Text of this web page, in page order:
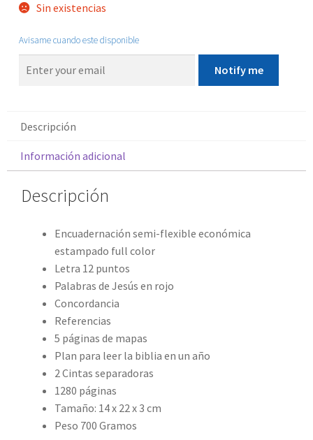
Sin existencias
Avisame cuando este disponible
Notify me
Descripción
Información adicional
Descripción
Encuadernación semi-flexible económica
estampado full color
Letra 12 puntos
Palabras de Jesús en rojo
Concordancia
Referencias
5 páginas de mapas
Plan para leer la biblia en un año
2 Cintas separadoras
1280 páginas
Tamaño: 14 x 22 x 3 cm
Peso 700 Gramos